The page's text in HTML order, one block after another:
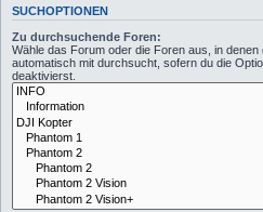
SUCHOPTIONEN
Zu durchsuchende Foren:
Wähle das Forum oder die Foren aus, in
automatisch mit durchsucht, sofern du die
deaktivierst.